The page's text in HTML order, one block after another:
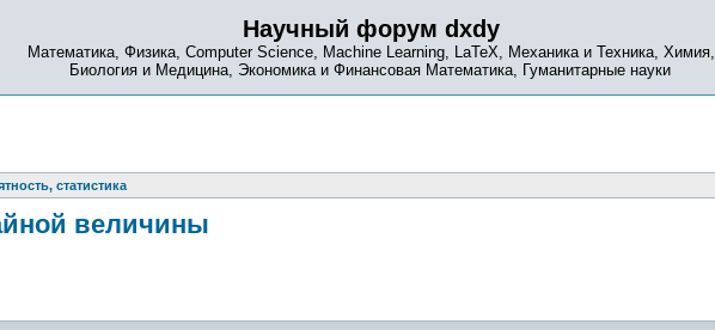
Научный форум dxdy
Математика, Физика, Computer Science, Machine Learning, LaTeX, Механика и Техника, Химия,
Биология и Медицина, Экономика и Финансовая Математика, Гуманитарные науки
статистика
величины